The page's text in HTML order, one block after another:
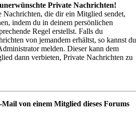
Private Nachrichten!
Nachrichten, die dir ein Mitglied sendet,
indem du in deinem persönlichen
Regel erstellst. Falls du
von jemandem erhältst, so kannst du
melden. Dieser kann dem
dann verbieten, Private Nachrichten zu
von einem Mitglied dieses Forums